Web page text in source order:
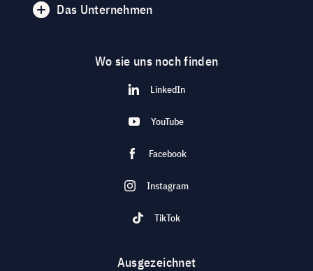
Das Unternehmen
Wo sie uns noch finden
LinkedIn
YouTube
Facebook
Instagram
TikTok
Ausgezeichnet